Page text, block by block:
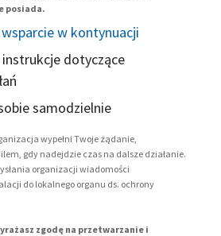
posiada.
w kontynuacji
dotyczące
samodzielnie
wypełni Twoje żądanie,
gdy nadejdzie czas na dalsze działanie.
organizacji wiadomości
do lokalnego organu ds. ochrony
zgodę na przetwarzanie i